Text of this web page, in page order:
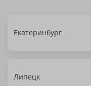
Екатеринбург
Липецк